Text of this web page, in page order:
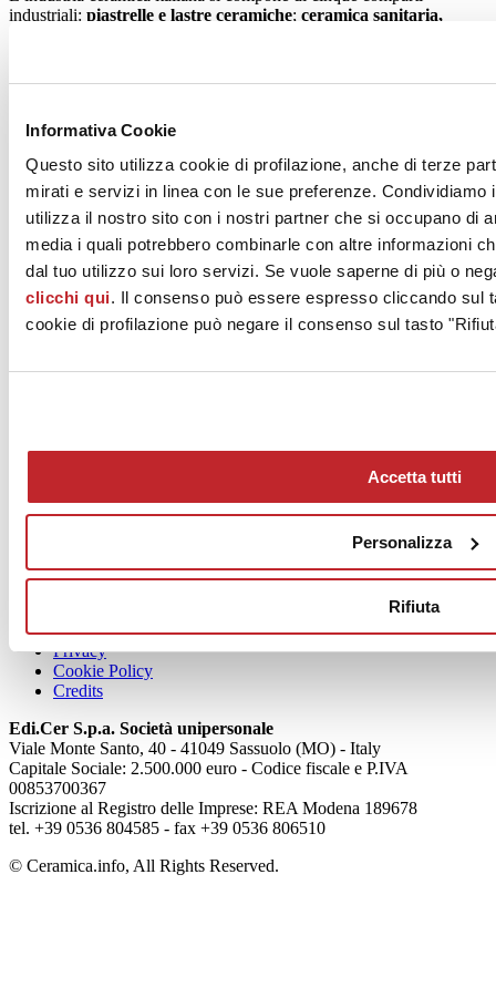
Informativa Cookie
Questo sito utilizza cookie di profilazione, anche di terze
mirati e servizi in linea con le sue preferenze.
utilizza il nostro sito con i nostri partner che si occupano di
media i quali potrebbero combinarle con altre informazioni
dal tuo utilizzo sui loro servizi. Se vuole saperne di più o
clicchi qui. Il consenso può essere espresso cliccando sul
cookie di profilazione può negare il consenso sul tasto
Accetta tutti
Personalizza
Rifiuta
industriali: piastrelle e lastre ceramiche; ceramica sanitaria,
d’uso alle aziende ceramiche associate a
solo le aziende associate hanno la possibilità di richiedere la licenza
d’uso del marchioCeramics of Italy, previa firma di un contratto che
ne disciplina caratteristiche ed operatività: il marchio è applicato
rigorosamente a prodotti di origine italiana, conferendo di per sé
valore intrinseco in termini di design, sostenibilità ed appeal per il
mercato.
News
Articoli
Mog 231/01
Privacy
Cookie Policy
Credits
Edi.Cer S.p.a. Società unipersonale
Viale Monte Santo, 40 - 41049 Sassuolo (MO) - Italy
Capitale Sociale: 2.500.000 euro - Codice fiscale e P.IVA
00853700367
Iscrizione al Registro delle Imprese: REA Modena 189678
tel. +39 0536 804585 - fax +39 0536 806510
© Ceramica.info, All Rights Reserved.